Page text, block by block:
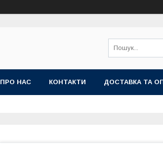
ПРО НАС КОНТАКТИ ДОСТАВКА ТА